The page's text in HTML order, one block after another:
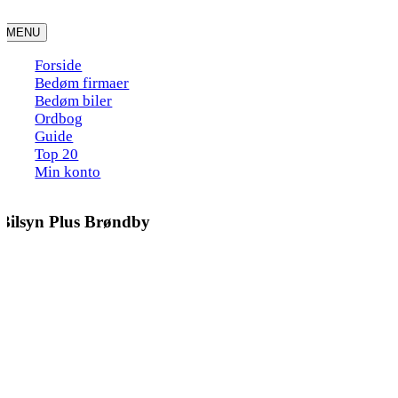
to
content
MENU
Forside
Bedøm firmaer
Bedøm biler
Ordbog
Guide
Top 20
Min konto
Plus Brøndby